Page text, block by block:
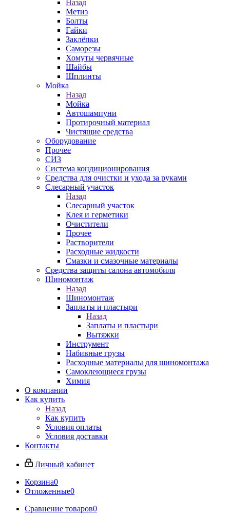
Назад
Метиз
Болты
Гайки
Заклёпки
Саморезы
Хомуты червячные
Шайбы
Шплинты
Мойка
Назад
Мойка
Автошампуни
Протирочный материал
Чистящие средства
Оборудование
Прочее
СИЗ
Система кондиционирования
Средства для очистки и ухода за руками
Слесарный участок
Назад
Слесарный участок
Клея и герметики
Очистители
Прочее
Растворители
Расходные жидкости
Смазки и смазочные материалы
Средства защиты салона автомобиля
Шиномонтаж
Назад
Шиномонтаж
Заплаты и пластыри
Назад
Заплаты и пластыри
Вытяжки
Инструмент
Набивные грузы
Расходные материалы для шиномонтажа
Самоклеющиеся грузы
Химия
О компании
Как купить
Назад
Как купить
Условия оплаты
Условия доставки
Контакты
Личный кабинет
Корзина0
Отложенные0
Сравнение товаров0